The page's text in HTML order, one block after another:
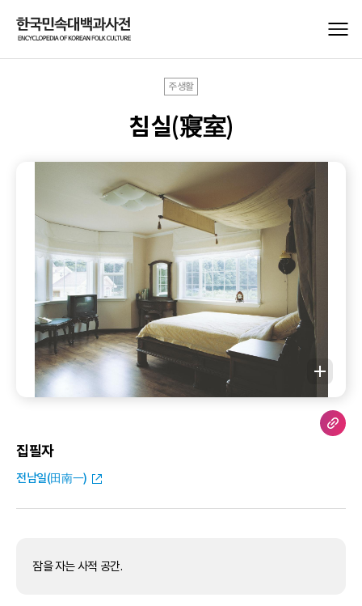
주생활
침실(寢室)
집필자
전남일(田南一)
잠을 자는 사적 공간.